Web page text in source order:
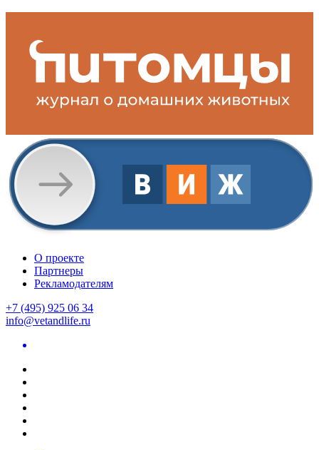
О проекте
Партнеры
Рекламодателям
+7 (495) 925 06 34
info@vetandlife.ru